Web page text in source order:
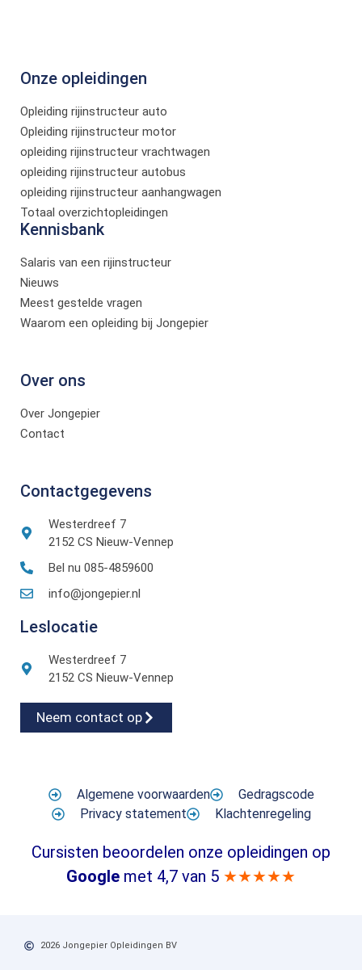
Onze opleidingen
Opleiding rijinstructeur auto
Opleiding rijinstructeur motor
opleiding rijinstructeur vrachtwagen
opleiding rijinstructeur autobus
opleiding rijinstructeur aanhangwagen
Totaal overzichtopleidingen
Kennisbank
Salaris van een rijinstructeur
Nieuws
Meest gestelde vragen
Waarom een opleiding bij Jongepier
Over ons
Over Jongepier
Contact
Contactgegevens
Westerdreef 7
2152 CS Nieuw-Vennep
Bel nu 085-4859600
info@jongepier.nl
Leslocatie
Westerdreef 7
2152 CS Nieuw-Vennep
Neem contact op
Algemene voorwaarden
Gedragscode
Privacy statement
Klachtenregeling
Cursisten beoordelen onze opleidingen op
Google met 4,7 van 5 ★★★★★
2026 Jongepier Opleidingen BV